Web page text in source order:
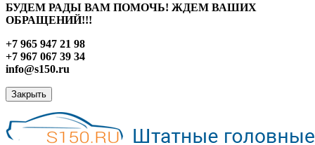
БУДЕМ РАДЫ ВАМ ПОМОЧЬ! ЖДЕМ ВАШИХ
ОБРАЩЕНИЙ!!!
+7 965 947 21 98
+7 967 067 39 34
info@s150.ru
Закрыть